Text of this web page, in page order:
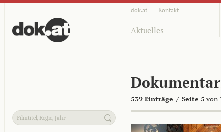
dok.at Kontakt
Aktuelles
539 Einträge / Seite 5 von